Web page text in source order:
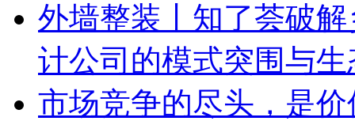
外墙整装丨知了荟破
计公司的模式突围与
市场竞争的尽头，是